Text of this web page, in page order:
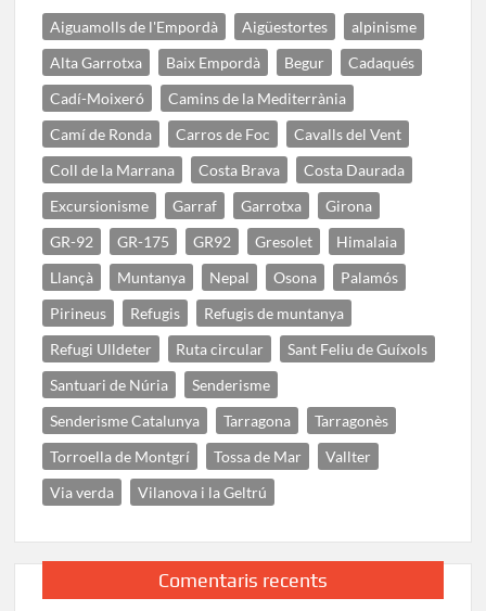
Aiguamolls de l'Empordà Aigüestortes
alpinisme
Alta Garrotxa
Baix Empordà Begur
Cadaqués
Cadí-Moixeró
Camins de la Mediterrània
Camí de Ronda
Carros de Foc
Cavalls del Vent
Coll de la Marrana
Costa Brava
Costa Daurada
Excursionisme
Garraf Garrotxa
Girona
GR-92
GR-175 GR92 Gresolet
Himalaia
Llançà
Muntanya Nepal Osona
Palamós
Pirineus
Refugis
Refugis de muntanya
Refugi Ulldeter
Ruta circular
Sant Feliu de Guíxols
Santuari de Núria
Senderisme
Senderisme Catalunya
Tarragona
Tarragonès
Torroella de Montgrí
Tossa de Mar
Vallter
Via verda
Vilanova i la Geltrú
Comentaris recents